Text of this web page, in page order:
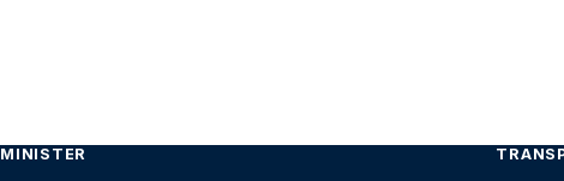
MINISTER